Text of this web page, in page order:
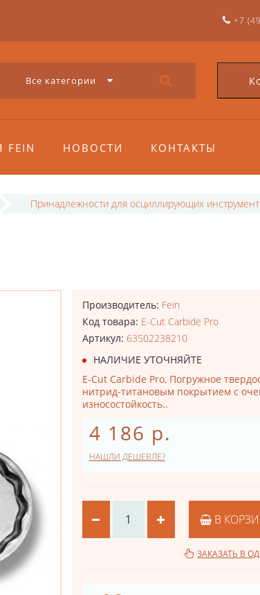
+7
Все категории
НОВОСТИ КОНТАКТЫ
Принадлежности для осциллирующих
Производитель: Fein
Код товара: E-Cut Carbide Pro
Артикул: 63502238210
НАЛИЧИЕ УТОЧНЯЙТЕ
E-Cut Carbide Pro, Погружное
нитрид-титановым покрытием с
износостойкость..
4 186 р.
НАШЛИ ДЕШЕВЛЕ?
В
ЗАКАЗАТЬ В